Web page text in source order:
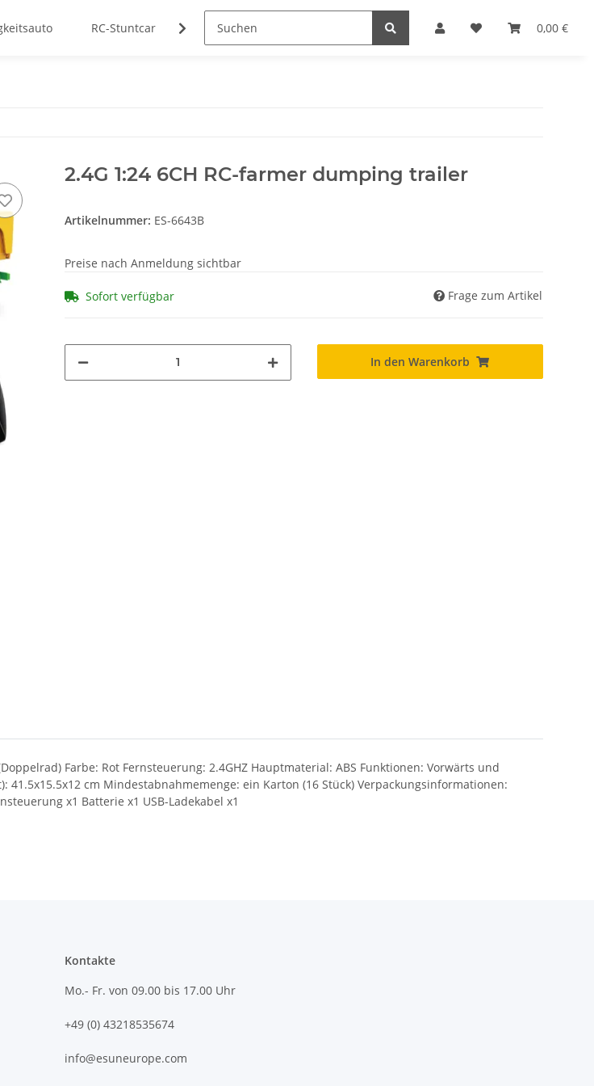
0,00 €
RC-Stuntcar Hersteller
2.4G 1:24 6CH RC-farmer dumping trailer
Artikelnummer: ES-6643B
Preise nach Anmeldung sichtbar
Sofort verfügbar Frage zum Artikel
In den Warenkorb
Farbe: Rot Fernsteuerung: 2.4GHZ Hauptmaterial: ABS Funktionen: Vorwärts und
cm Mindestabnahmemenge: ein Karton (16 Stück) Verpackungsinformationen:
x1 Batterie x1 USB-Ladekabel x1
Kontakte
Mo.- Fr. von 09.00 bis 17.00 Uhr
+49 (0) 43218535674
info@esuneurope.com